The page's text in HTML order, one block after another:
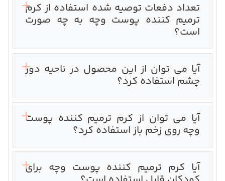
تعداد دفعات توصیه شده استفاده از کرم
ترمیم کننده پوست وچه به چه صورت
است؟
آیا می توان از این محصول در ناحیه دور
چشم استفاده کرد؟
آیا می توان از کرم ترمیم کننده پوست
وچه روی زخم باز استفاده کرد؟
آیا کرم ترمیم کننده پوست وچه برای